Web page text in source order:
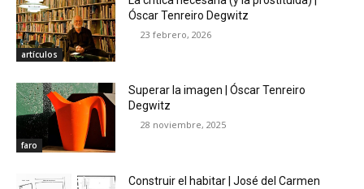
artículos
Óscar Tenreiro Degwitz
23 febrero, 2026
faro
Superar la imagen | Óscar Tenreiro
Degwitz
28 noviembre, 2025
Construir el habitar | José del Carmen